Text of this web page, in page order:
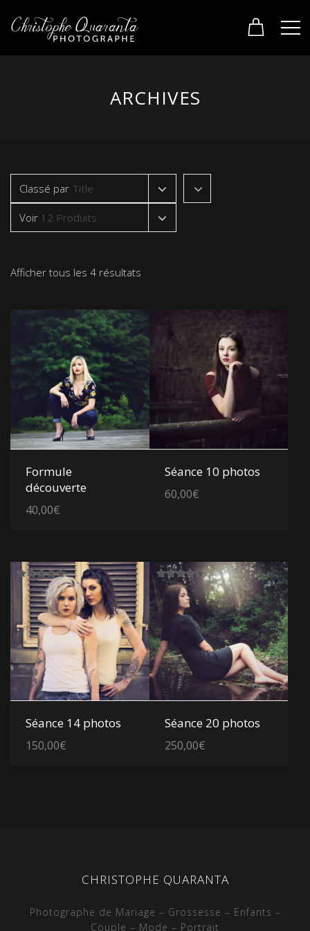
ARCHIVES
Classé par Title
Voir 12 Produits
Afficher tous les 4 résultats
Voir les détails
Formule
découverte
40,00€
Voir les détails
Séance 10 photos
60,00€
Note
5.00
sur 5
Voir les détails
Séance 14 photos
150,00€
Note
5.00
sur 5
Voir les détails
Séance 20 photos
250,00€
CHRISTOPHE QUARANTA
Photographe de Mariage – Grossesse – Enfants –
Couple – Mode – Portrait